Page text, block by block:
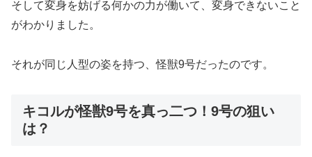
そして変身を妨げる何かの力が働いて、変身できないこと
がわかりました。
それが同じ人型の姿を持つ、怪獣9号だったのです。
キコルが怪獣9号を真っ二つ！9号の狙い
は？